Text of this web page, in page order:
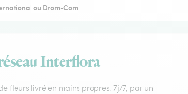
ou Drom-Com
Interflora
fleurs livré en mains propres, 7j/7, par un